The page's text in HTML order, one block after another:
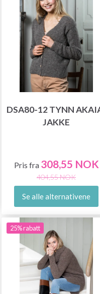
DSA80-12 TYNN
JAKKE
Pris fra 308,55 NOK
404,55 NOK
Se alle alternativene
25% rabatt